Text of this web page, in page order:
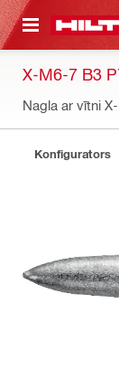
SATURU
X-M6-7 B3
Nagla ar vītni
Konfigurators